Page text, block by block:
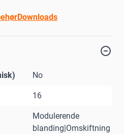
Downloads
No
16
Modulerende
blanding|Omskiftning